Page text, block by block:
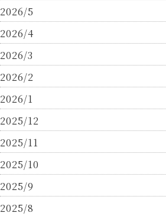
2026/5
2026/4
2026/3
2026/2
2026/1
2025/12
2025/11
2025/10
2025/9
2025/8